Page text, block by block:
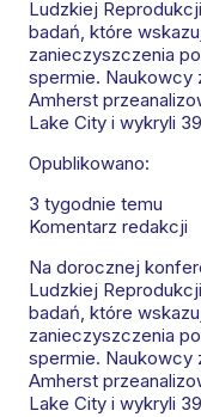
Ludzkiej
badań, które
zanieczyszczenia
spermie. Naukowcy
Amherst
Lake City i wykryli
Opublikowano:
3 tygodnie temu
Komentarz redakcji
Na dorocznej
Ludzkiej
badań, które
zanieczyszczenia
spermie. Naukowcy
Amherst
Lake City i wykryli